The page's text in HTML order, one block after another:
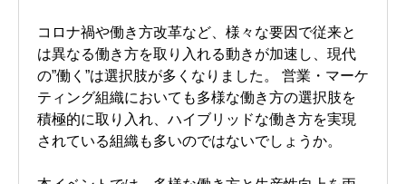
コロナ禍や働き方改革など、様々な要因で従来と
は異なる働き方を取り入れる動きが加速し、現代
の”働く”は選択肢が多くなりました。 営業・マーケ
ティング組織においても多様な働き方の選択肢を
積極的に取り入れ、ハイブリッドな働き方を実現
されている組織も多いのではないでしょうか。